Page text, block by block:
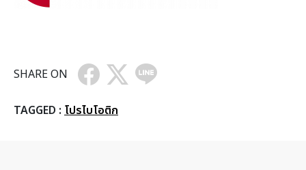
SHARE ON
TAGGED : โปรไบโอติก